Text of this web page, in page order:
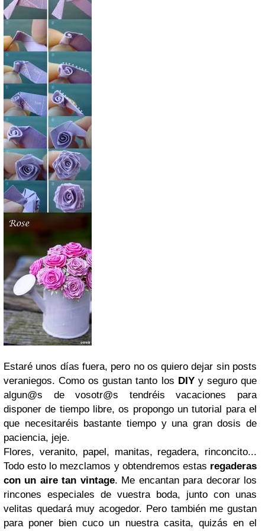
Estaré unos días fuera, pero no os quiero dejar sin posts
veraniegos. Como os gustan tanto los DIY y seguro que
algun@s de vosotr@s tendréis vacaciones para
disponer de tiempo libre, os propongo un tutorial para el
que necesitaréis bastante tiempo y una gran dosis de
paciencia, jeje.
Flores, veranito, papel, manitas, regadera, rinconcito...
Todo esto lo mezclamos y obtendremos estas regaderas
con un aire tan vintage. Me encantan para decorar los
rincones especiales de vuestra boda, junto con unas
velitas quedará muy acogedor. Pero también me gustan
para poner bien cuco un nuestra casita, quizás en el